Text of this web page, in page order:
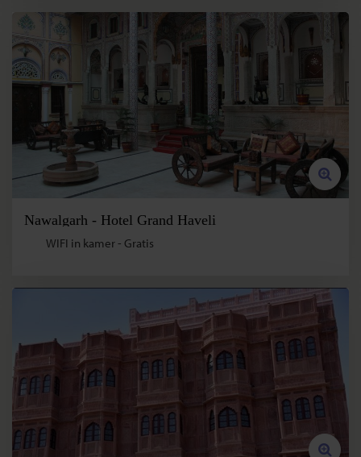
Nawalgarh - Hotel Grand Haveli
WIFI in kamer - Gratis